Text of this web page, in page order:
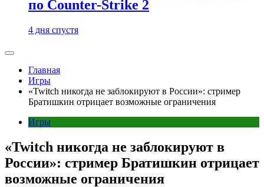
по Counter-Strike 2
4 дня спустя
Главная
Игры
«Twitch никогда не заблокируют в России»: стример
Братишкин отрицает возможные ограничения
Игры
«Twitch никогда не заблокируют в
России»: стример Братишкин отрицает
возможные ограничения